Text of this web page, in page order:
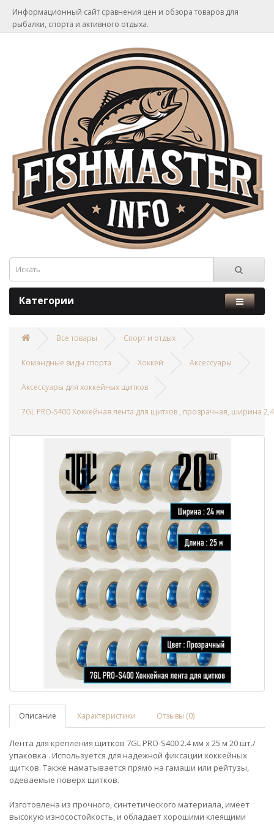
Информационный сайт сравнения цен и обзора товаров для
рыбалки, спорта и активного отдыха.
Категории
Все товары Спорт и отдых
Командные виды спорта Хоккей Аксессуары
Аксессуары для хоккейных щитков
7GL PRO-S400 Хоккейная лента для щитков , прозрачная, ширина
Описание Характеристики Отзывы (0)
Лента для крепления щитков 7GL PRO-S400 2.4 мм х 25 м 20 шт./
упаковка . Используется для надежной фиксации хоккейных
щитков. Также наматывается прямо на гамаши или рейтузы,
одеваемые поверх щитков.
Изготовлена из прочного, синтетического материала, имеет
высокую износостойкость, и обладает хорошими клеящими